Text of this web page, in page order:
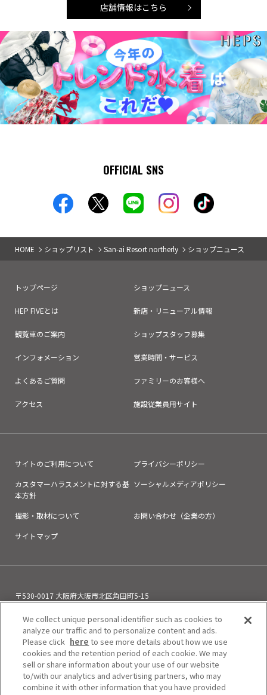
店舗情報はこちら
OFFICIAL SNS
HOME ショップリスト San-ai Resort northerly ショップニュース
トップページ ショップニュース
HEP FIVEとは 新店・リニューアル情報
観覧車のご案内 ショップスタッフ募集
インフォメーション 営業時間・サービス
よくあるご質問 ファミリーのお客様へ
アクセス 施設従業員用サイト
サイトのご利用について
プライバシーポリシー
カスタマーハラスメントに対する基
本方針
ソーシャルメディアポリシー
撮影・取材について
お問い合わせ（企業の方）
サイトマップ
〒530-0017 大阪府大阪市北区角田町5-15
06-6313-0501（11:00～21:00）
We collect unique personal identifier such as cookies to
analyze our traffic and to personalize content and ads.
Please click here to see more details about how we use
cookies and the retention period of each cookie. We may
sell or share information about your use of our website
to/with our analytics and advertising partners, who may
combine it with other information that you have provided